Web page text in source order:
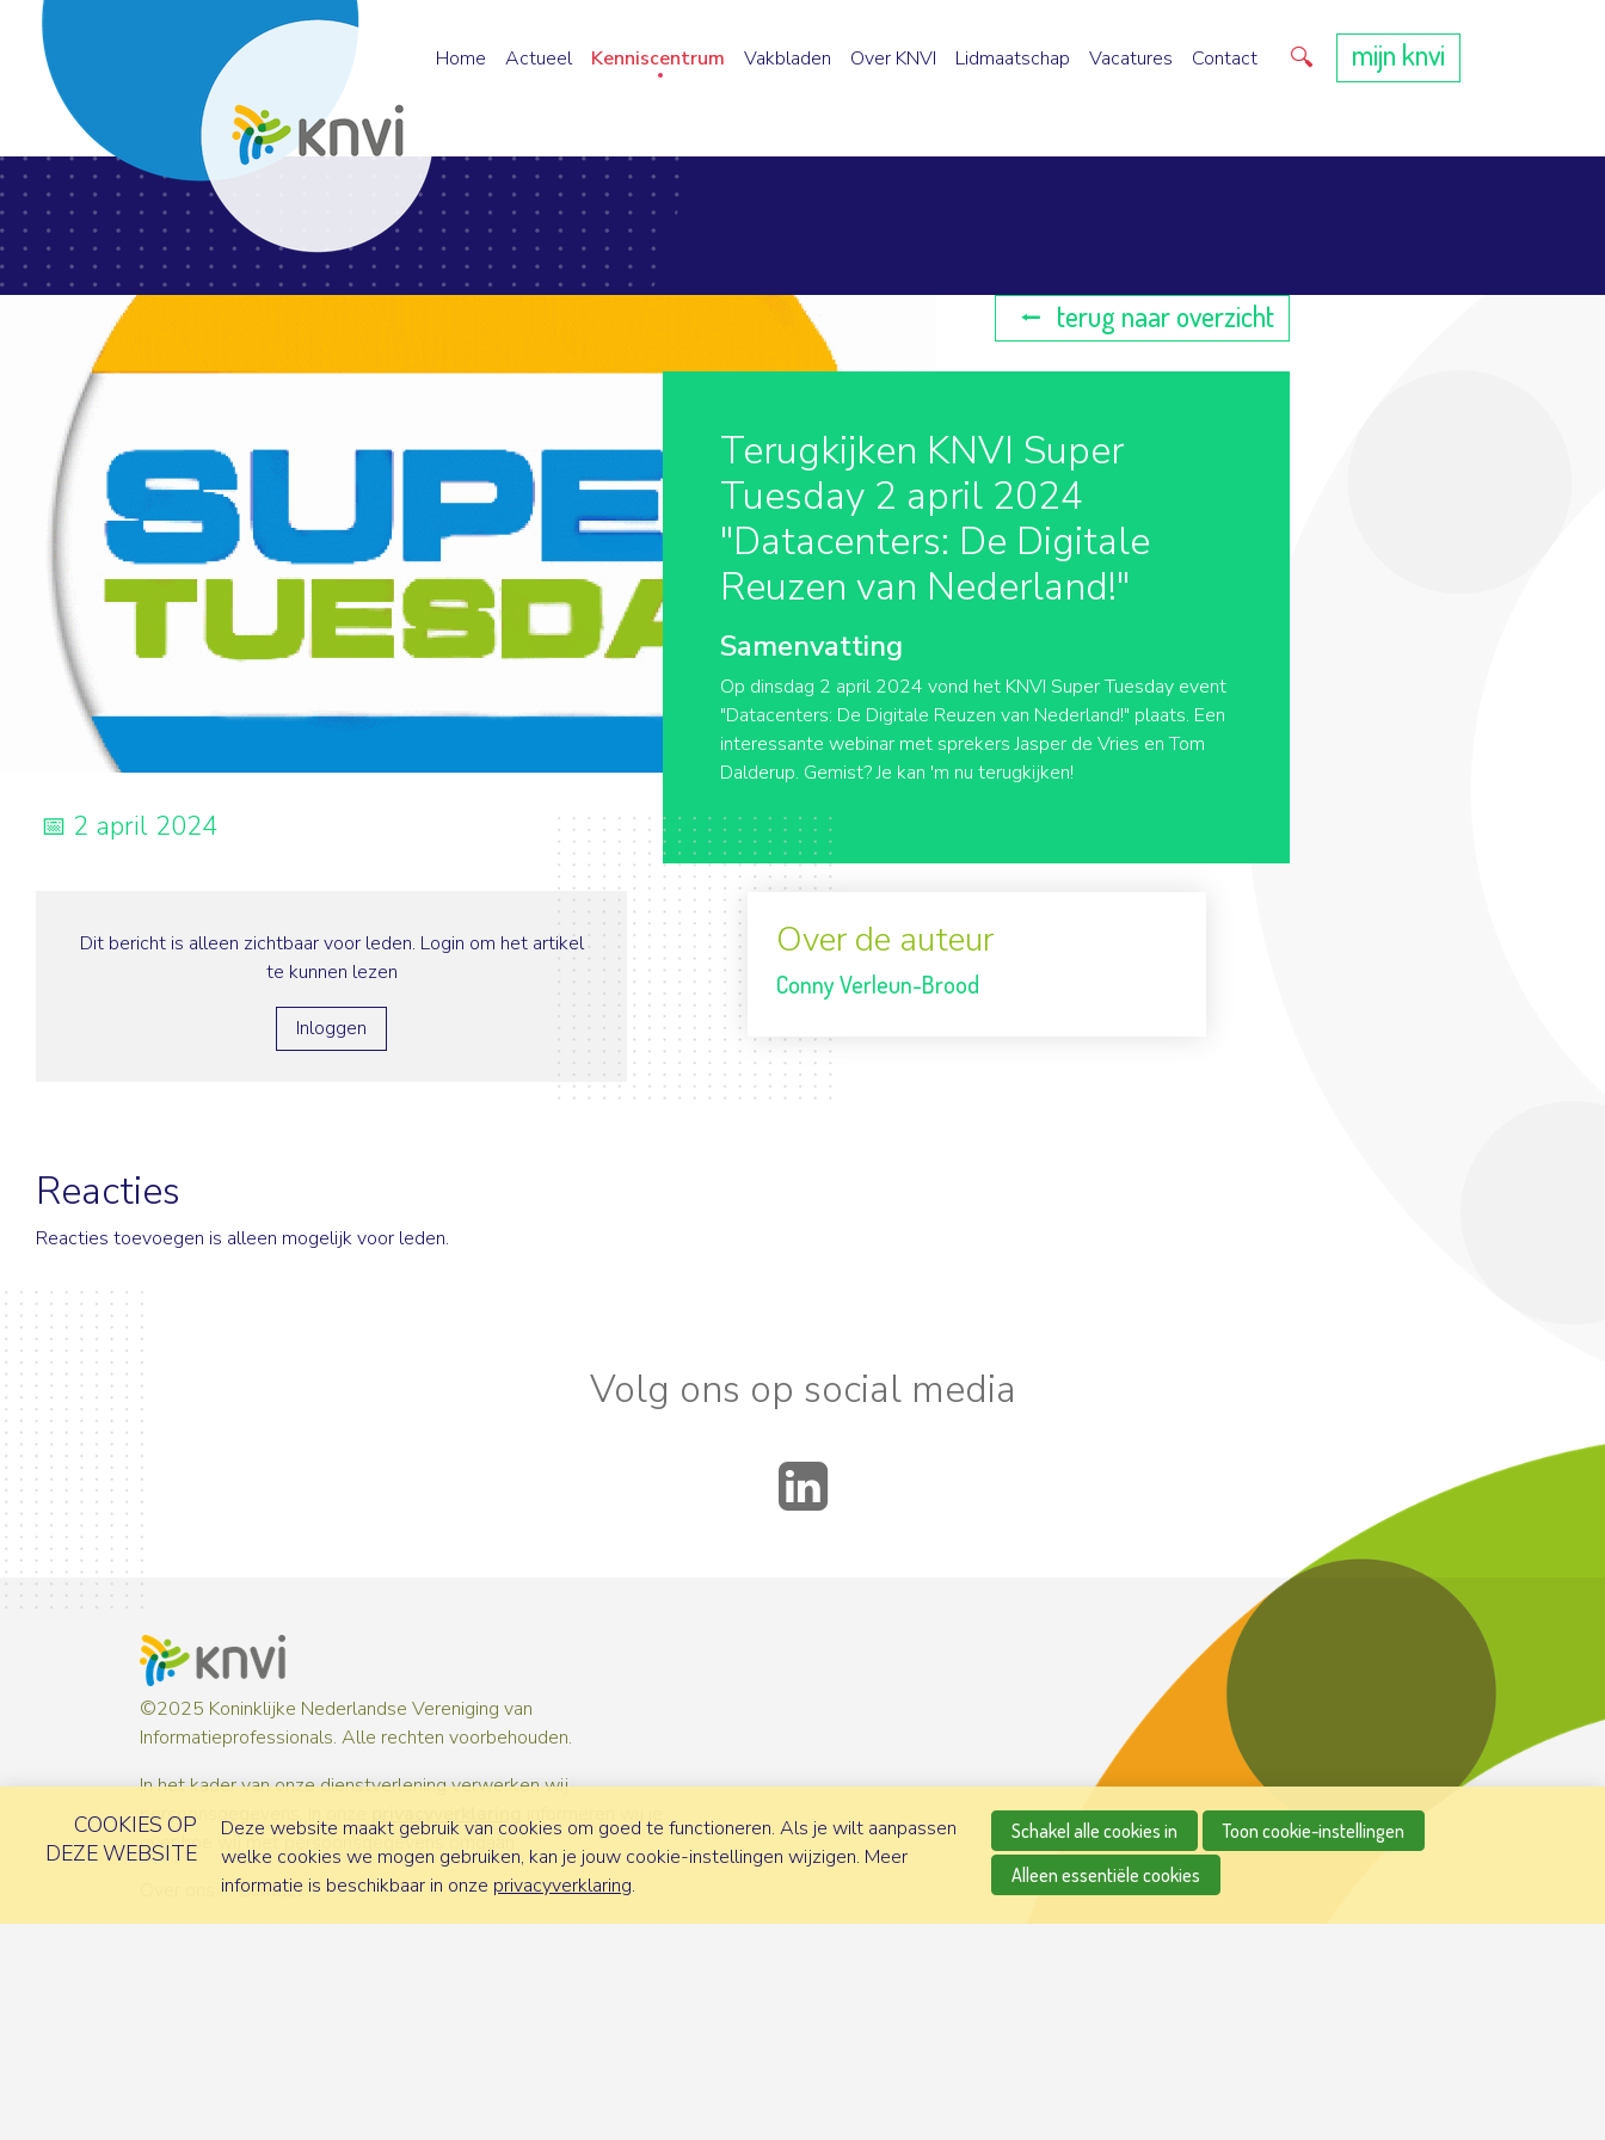
Home Actueel Kenniscentrum Vakbladen Over KNVI Lidmaatschap Vacatures Contact Direct zoeken
mijn knvi
terug naar overzicht
Terugkijken KNVI Super
Tuesday 2 april 2024
"Datacenters: De Digitale
Reuzen van Nederland!"
Samenvatting
Op dinsdag 2 april 2024 vond het KNVI Super Tuesday event
"Datacenters: De Digitale Reuzen van Nederland!" plaats. Een
interessante webinar met sprekers Jasper de Vries en Tom
Dalderup. Gemist? Je kan 'm nu terugkijken!
2 april 2024
Dit bericht is alleen zichtbaar voor leden. Login om het artikel
te kunnen lezen
Inloggen
Over de auteur
Conny Verleun-Brood
Reacties
Reacties toevoegen is alleen mogelijk voor leden.
Volg ons op social media
©2025 Koninklijke Nederlandse Vereniging van
Informatieprofessionals. Alle rechten voorbehouden.
In het kader van onze dienstverlening verwerken wij
persoonsgegevens. In onze
over hoe wij met persoonsgegevens omgaan.
Contact
COOKIES OP
DEZE WEBSITE
Deze website maakt gebruik van cookies om goed te functioneren. Als je wilt aanpassen
welke cookies we mogen gebruiken, kan je jouw cookie-instellingen wijzigen. Meer
informatie is beschikbaar in onze privacyverklaring.
Schakel alle cookies in
Toon cookie-instellingen
Alleen essentiële cookies